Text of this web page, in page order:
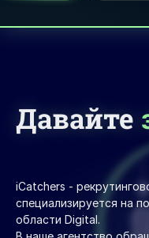
Давайте
iCatchers -
специализируется на
области Digital.